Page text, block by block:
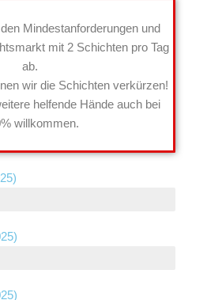
Mindestanforderungen und
mit 2 Schichten pro Tag
ab.
wir die Schichten verkürzen!
helfende Hände auch bei
willkommen.